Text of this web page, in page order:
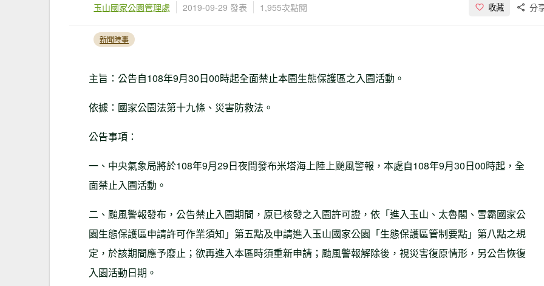
玉山國家公園管理處 2019-09-29 發表 1,955次點閱 收藏 分
新聞時事
主旨：公告自108年9月30日00時起全面禁止本園生態保護區之入園活動。
依據：國家公園法第十九條、災害防救法。
公告事項：
一、中央氣象局將於108年9月29日夜間發布米塔海上陸上颱風警報，本處自108年9月30日00時起，全
面禁止入園活動。
二、颱風警報發布，公告禁止入園期間，原已核發之入園許可證，依「進入玉山、太魯閣、雪霸國家公
園生態保護區申請許可作業須知」第五點及申請進入玉山國家公園「生態保護區管制要點」第八點之規
定，於該期間應予廢止；欲再進入本區時須重新申請；颱風警報解除後，視災害復原情形，另公告恢復
入園活動日期。